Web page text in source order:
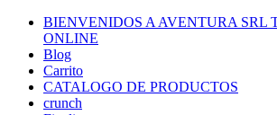
Saltar
contenido
BIENVENIDOS A AVENTURA SRL
ONLINE
Blog
Carrito
CATALOGO DE PRODUCTOS
crunch